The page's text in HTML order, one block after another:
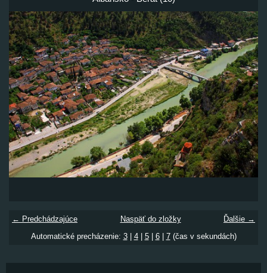
← Predchádzajúce Ďalšie →
Naspäť do zložky
Automatické precházenie: 3| 4| 5| 6| 7(čas v sekundách)